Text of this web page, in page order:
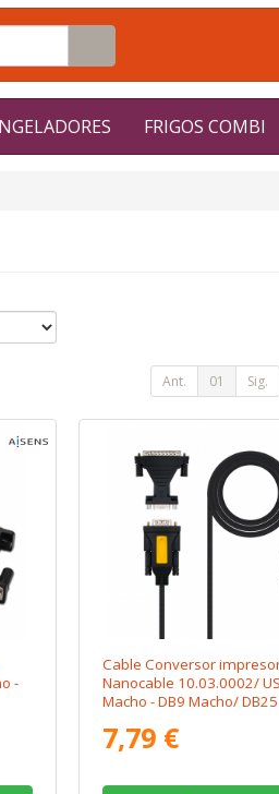
FRIGOS COMBI
Ant. 01 Sig.
-
Cable Conversor
Nanocable 10.03.0002/
Macho - DB9 Macho/
7,79 €